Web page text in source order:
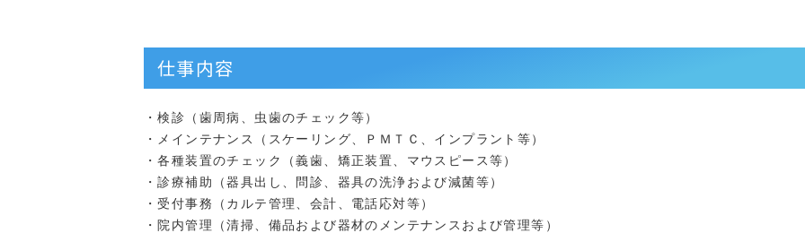
仕事内容
・検診（歯周病、虫歯のチェック等）
・メインテナンス（スケーリング、ＰＭＴＣ、インプラント等）
・各種装置のチェック（義歯、矯正装置、マウスピース等）
・診療補助（器具出し、問診、器具の洗浄および減菌等）
・受付事務（カルテ管理、会計、電話応対等）
・院内管理（清掃、備品および器材のメンテナンスおよび管理等）